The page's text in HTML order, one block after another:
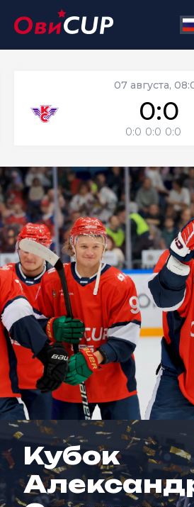
07 августа,
0:0
0:0 0:0 0:0
Кубок